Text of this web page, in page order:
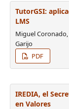
TutorGSI:
LMS
Miguel Coronado,
Garijo
PDF
IREDIA, el
en Valores